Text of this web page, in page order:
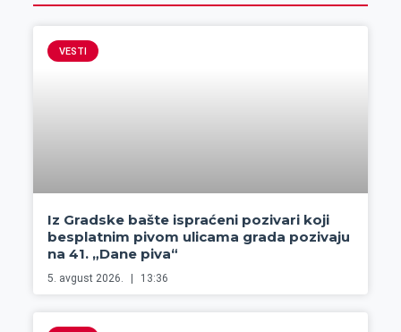
VESTI
Iz Gradske bašte ispraćeni pozivari koji
besplatnim pivom ulicama grada pozivaju
na 41. „Dane piva“
5. avgust 2026. 13:36